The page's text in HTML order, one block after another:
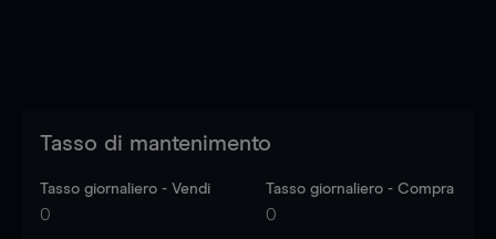
Tasso di mantenimento
Tasso giornaliero - Vendi
0
Tasso giornaliero - Compra
0